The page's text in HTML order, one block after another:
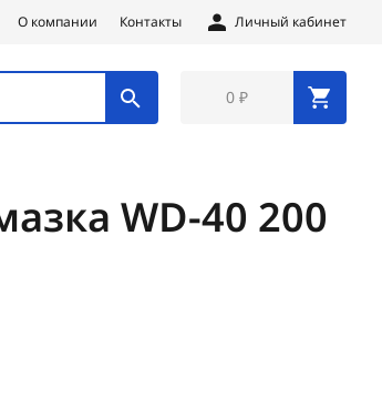
О компании Контакты Личный кабинет
0 ₽
WD-40 200